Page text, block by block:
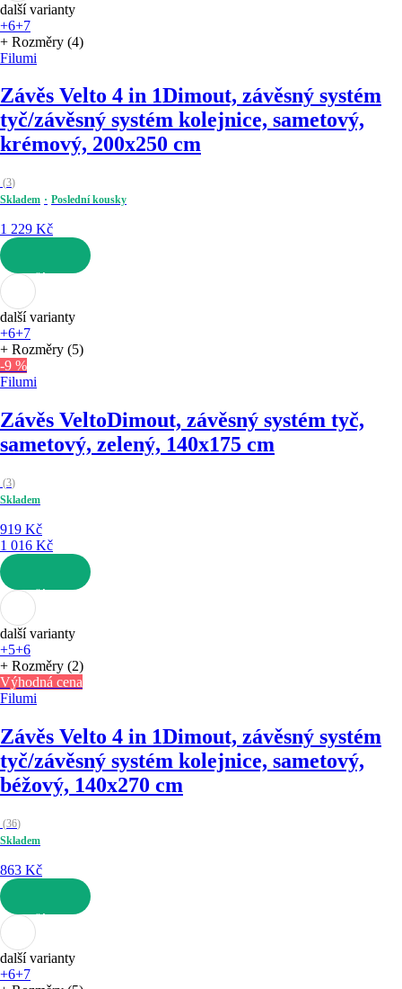
další varianty
+6+7
+ Rozměry (4)
Filumi
Závěs Velto 4 in 1Dimout, závěsný systém
tyč/závěsný systém kolejnice, sametový,
krémový, 200x250 cm
(3)
Skladem
Poslední kousky
1 229 Kč
DO KOŠÍKU
další varianty
+6+7
+ Rozměry (5)
-9 %
Filumi
Závěs VeltoDimout, závěsný systém tyč,
sametový, zelený, 140x175 cm
(3)
Skladem
919 Kč
1 016 Kč
DO KOŠÍKU
další varianty
+5+6
+ Rozměry (2)
Výhodná cena
Filumi
Závěs Velto 4 in 1Dimout, závěsný systém
tyč/závěsný systém kolejnice, sametový,
béžový, 140x270 cm
(36)
Skladem
863 Kč
DO KOŠÍKU
další varianty
+6+7